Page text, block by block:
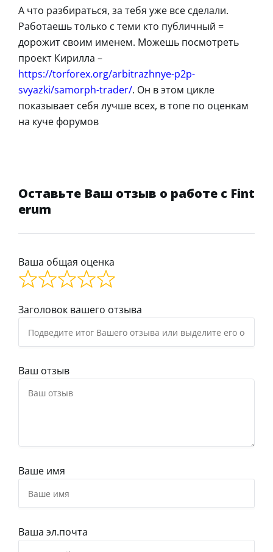
А что разбираться, за тебя уже все сделали.
Работаешь только с теми кто публичный =
дорожит своим именем. Можешь посмотреть
проект Кирилла –
https://torforex.org/arbitrazhnye-p2p-
svyazki/samorph-trader/. Он в этом цикле
показывает себя лучше всех, в топе по оценкам
на куче форумов
Оставьте Ваш отзыв о работе с Fint
erum
Ваша общая оценка
Заголовок вашего отзыва
Ваш отзыв
Ваше имя
Ваша эл.почта